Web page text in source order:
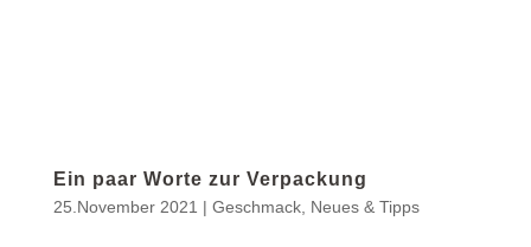
Ein paar Worte zur Verpackung
25.November 2021 | Geschmack, Neues & Tipps